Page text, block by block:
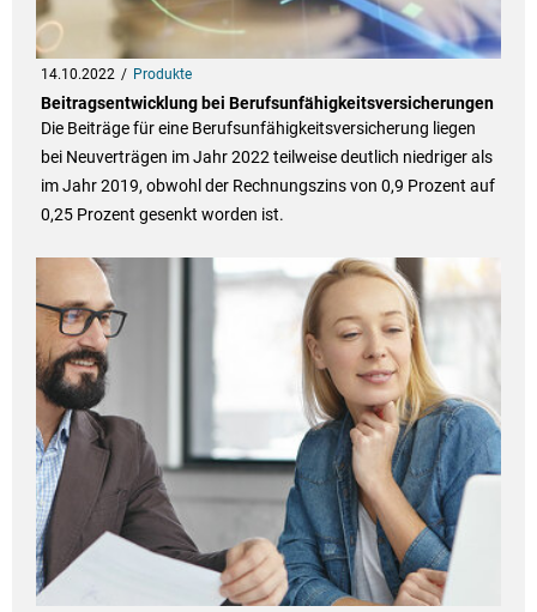
14.10.2022 Produkte
Beitragsentwicklung bei Berufsunfähigkeitsversicherungen
Die Beiträge für eine Berufsunfähigkeitsversicherung liegen
bei Neuverträgen im Jahr 2022 teilweise deutlich niedriger als
im Jahr 2019, obwohl der Rechnungszins von 0,9 Prozent auf
0,25 Prozent gesenkt worden ist.